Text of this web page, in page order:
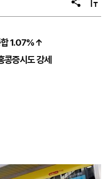
공
유
텍
스
1.07%↑
증시도 강세